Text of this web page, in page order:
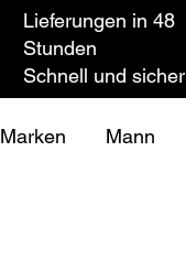
Lieferungen in 48
Stunden
Schnell und sicher
Marken Mann